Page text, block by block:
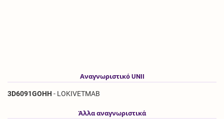
Αναγνωριστικό UNII
3D6091GOHH - LOKIVETMAB
Άλλα αναγνωριστικά